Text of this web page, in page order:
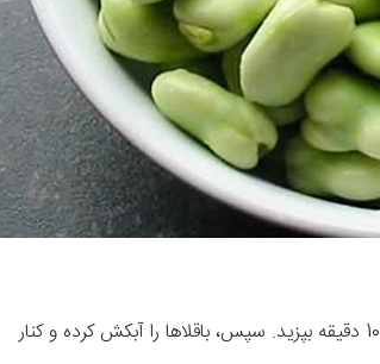
باقلاهای سبز را خلالی برش دهید و آنها را در آب جوش به مدت 10 دقیقه بپزید. سپس، باقلاها را آبکش کرده و کنار